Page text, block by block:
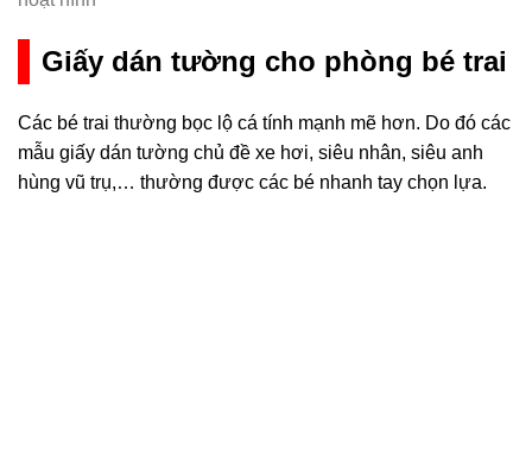
Giấy dán tường cho phòng bé trai
Các bé trai thường bọc lộ cá tính mạnh mẽ hơn. Do đó các
mẫu giấy dán tường chủ đề xe hơi, siêu nhân, siêu anh
hùng vũ trụ,… thường được các bé nhanh tay chọn lựa.